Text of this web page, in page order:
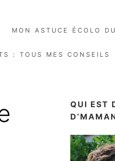
MON ASTUCE ÉCOLO
: TOUS MES CONSEILS
QUI EST